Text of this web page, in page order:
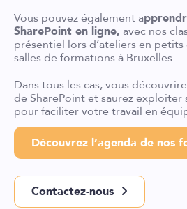
Vous pouvez également a
SharePoint en ligne, avec nos
présentiel lors d’ateliers en
salles de formations à Bruxelles.
Dans tous les cas, vous
de SharePoint et saurez exploiter
pour faciliter votre travail en
Découvrez l’agenda de nos
Contactez-nous